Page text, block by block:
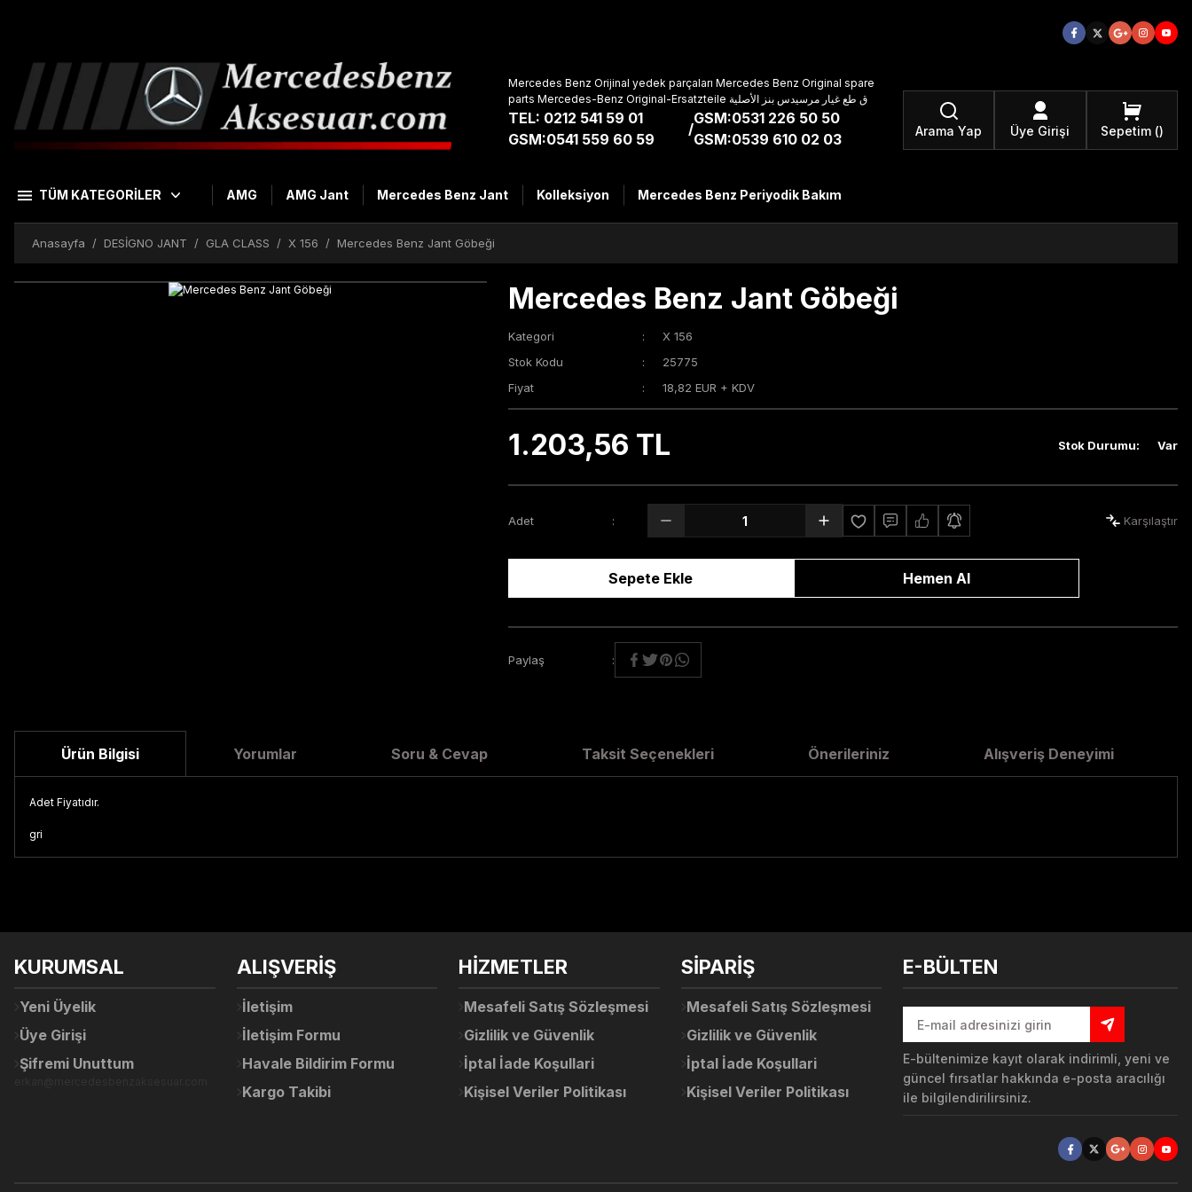
Mercedes Benz Orijinal yedek parçaları Mercedes Benz Original spare
parts Mercedes-Benz Original-Ersatzteile ق طع غيار مرسيدس بنز الأصلية
TEL: 0212 541 59 01
GSM:0541 559 60 59
/
GSM:0531 226 50 50
GSM:0539 610 02 03
Arama Yap Üye Girişi Sepetim
TÜM KATEGORİLER AMG AMG Jant Mercedes Benz Jant Kolleksiyon Mercedes Benz Periyodik Bakım
Anasayfa DESİGNO JANT GLA CLASS X 156 Mercedes Benz Jant Göbeği
Mercedes Benz Jant Göbeği
Kategori
X 156
Stok Kodu
25775
Fiyat
18,82 EUR + KDV
1.203,56 TL Stok Durumu: Var
Adet Karşılaştır
Sepete Ekle Hemen Al
Paylaş
Ürün Bilgisi Yorumlar Soru & Cevap Taksit Seçenekleri Önerileriniz Alışveriş Deneyimi
Adet Fiyatıdır.
gri
Yorum Yaz
Ürün açıklamasında eksik bilgiler bulunuyor.
Bu ürüne benzer farklı alternatifler olmalı.
Deneyimini Paylaş
KURUMSAL
Yeni Üyelik
Üye Girişi
Şifremi Unuttum
ALIŞVERİŞ
İletişim
İletişim Formu
Havale Bildirim Formu
Kargo Takibi
HİZMETLER
Mesafeli Satış Sözleşmesi
Gizlilik ve Güvenlik
İptal İade Koşullari
Kişisel Veriler Politikası
SİPARİŞ
Mesafeli Satış Sözleşmesi
Gizlilik ve Güvenlik
İptal İade Koşullari
Kişisel Veriler Politikası
E-BÜLTEN
E-bültenimize kayıt olarak indirimli, yeni ve
güncel fırsatlar hakkında e-posta aracılığı
ile bilgilendirilirsiniz.